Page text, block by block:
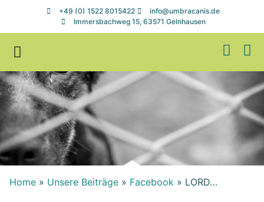
+49 (0) 1522 8015422
info@umbracanis.de
Immersbachweg 15, 63571 Gelnhausen
Home » Unsere Beiträge » Facebook » LORD…